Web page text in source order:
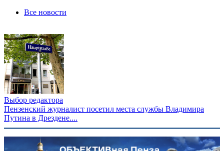
Все новости
Выбор редактора
Пензенский журналист посетил места службы Владимира
Путина в Дрездене....